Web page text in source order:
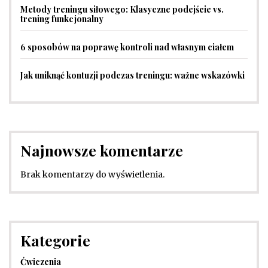
Metody treningu siłowego: Klasyczne podejście vs.
trening funkcjonalny
6 sposobów na poprawę kontroli nad własnym ciałem
Jak uniknąć kontuzji podczas treningu: ważne wskazówki
Najnowsze komentarze
Brak komentarzy do wyświetlenia.
Kategorie
Ćwiczenia